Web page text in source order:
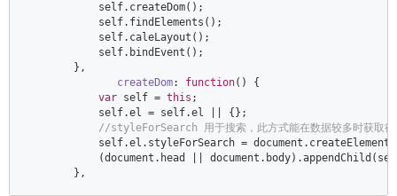
            self.createDom();
            self.findElements();
            self.caleLayout();
            self.bindEvent();
        },
createDom: function( ) {
var self = this ;
            self.el = self.el || {};
//styleForSearch 用于搜索，此方式能在数据较多时获取
            self.el.styleForSearch =
document .createElement(
            (
document .head || document
        },